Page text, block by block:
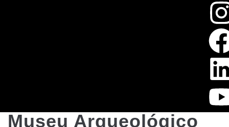
Museu Arqueológico